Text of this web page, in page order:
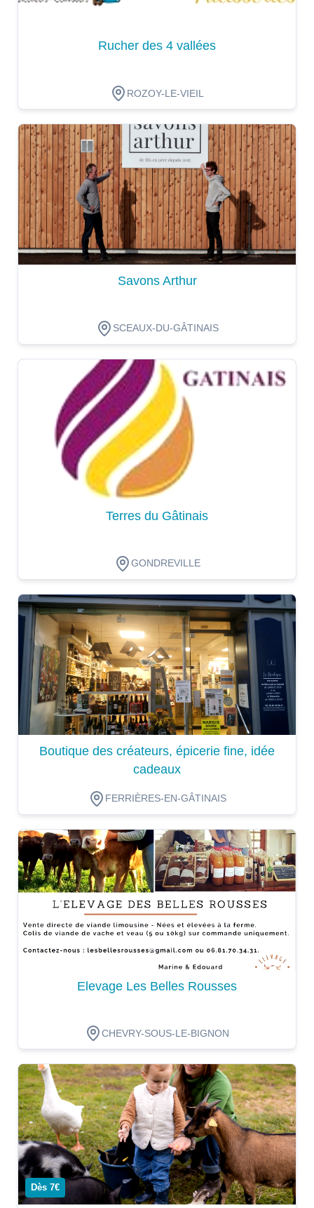
Rucher des 4 vallées
ROZOY-LE-VIEIL
Dégustation
Savons Arthur
SCEAUX-DU-GÂTINAIS
Dégustation
Terres du Gâtinais
GONDREVILLE
Dégustation
Boutique des créateurs, épicerie fine, idée
cadeaux
FERRIÈRES-EN-GÂTINAIS
Dégustation
Elevage Les Belles Rousses
CHEVRY-SOUS-LE-BIGNON
Dégustation
Dès 7€